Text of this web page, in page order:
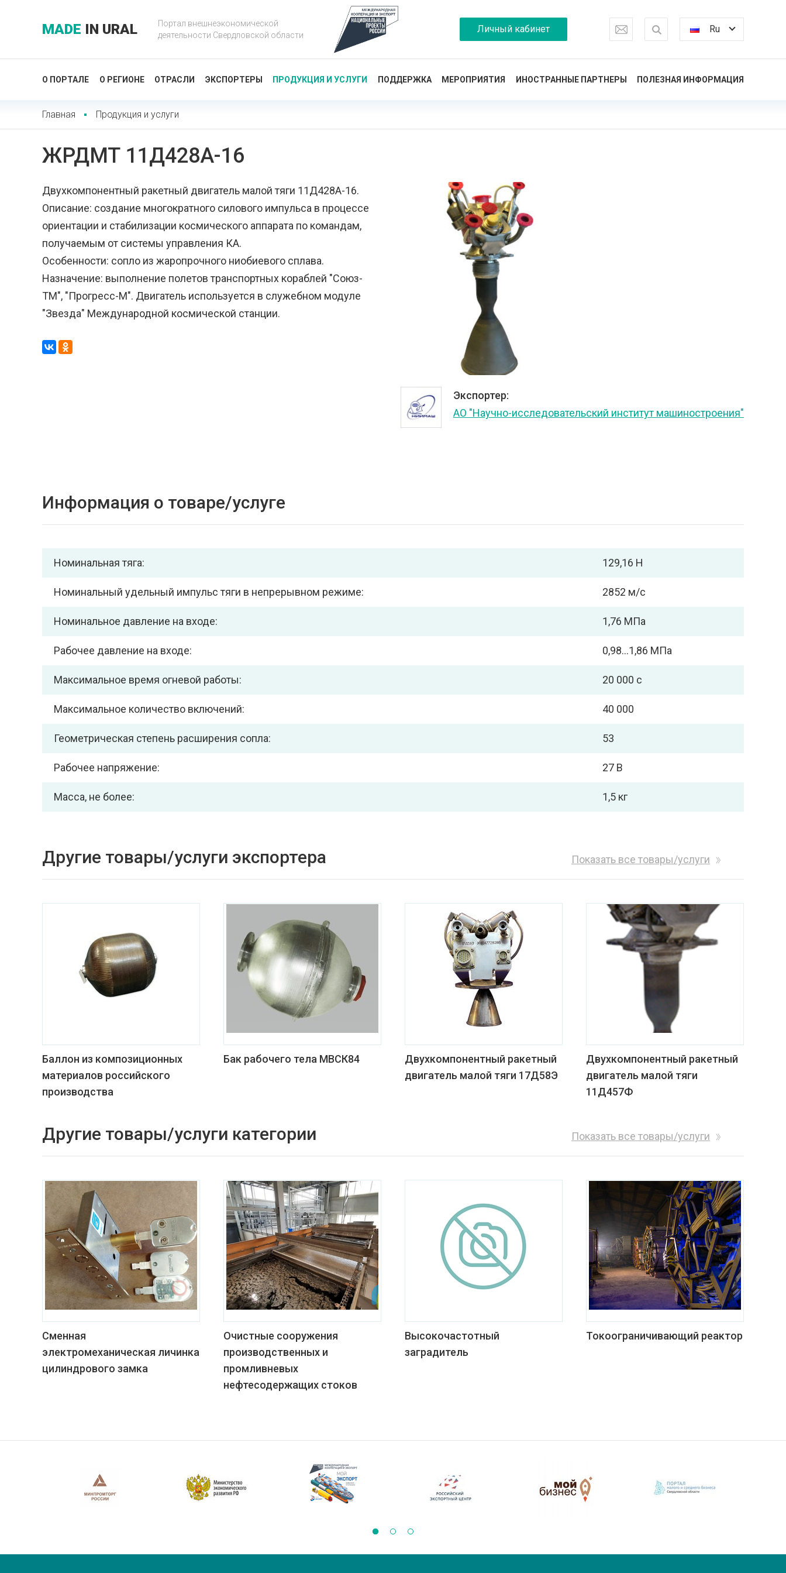
MADE IN URAL
Портал внешнеэкономической
деятельности Свердловской области
Личный кабинет Ru
О ПОРТАЛЕ О РЕГИОНЕ ОТРАСЛИ ЭКСПОРТЕРЫ ПРОДУКЦИЯ И УСЛУГИ ПОДДЕРЖКА МЕРОПРИЯТИЯ ИНОСТРАННЫЕ ПАРТНЕРЫ ПОЛЕЗНАЯ ИНФОРМАЦИЯ
Главная Продукция и услуги
ЖРДМТ 11Д428А-16
Экспортер:
АО "Научно-исследовательский институт машиностроения"
Двухкомпонентный ракетный двигатель малой тяги 11Д428А-16.
Описание: создание многократного силового импульса в процессе
ориентации и стабилизации космического аппарата по командам,
получаемым от системы управления КА.
Особенности: сопло из жаропрочного ниобиевого сплава.
Назначение: выполнение полетов транспортных кораблей "Союз-
ТМ", "Прогресс-М". Двигатель используется в служебном модуле
"Звезда" Международной космической станции.
Информация о товаре/услуге
Номинальная тяга: 129,16 Н
Номинальный удельный импульс тяги в непрерывном режиме: 2852 м/с
Номинальное давление на входе: 1,76 МПа
Рабочее давление на входе: 0,98...1,86 МПа
Максимальное время огневой работы: 20 000 с
Максимальное количество включений: 40 000
Геометрическая степень расширения сопла: 53
Рабочее напряжение: 27 В
Масса, не более: 1,5 кг
Другие товары/услуги экспортера Показать все товары/услуги
Баллон из композиционных
материалов российского
производства
Бак рабочего тела МВСК84
Двухкомпонентный ракетный
двигатель малой тяги 17Д58Э
Двухкомпонентный ракетный
двигатель малой тяги
11Д457Ф
Другие товары/услуги категории Показать все товары/услуги
Сменная
электромеханическая личинка
цилиндрового замка
Очистные сооружения
производственных и
промливневых
нефтесодержащих стоков
Высокочастотный
заградитель
Токоограничивающий реактор